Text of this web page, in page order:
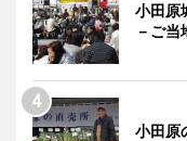
小田原
－ご当
小田原